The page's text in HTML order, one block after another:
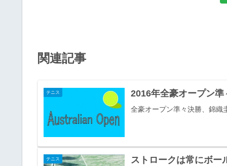
関連記事
テニス 2016年全豪オープン
全豪オープン準々決勝、錦織
テニス ストロークは常にボー